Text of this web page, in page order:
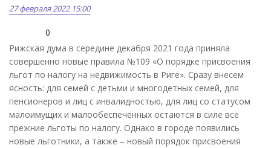
27 февраля 2022 15:00
0
Рижская дума в середине декабря 2021 года приняла
совершенно новые правила №109 «О порядке присвоения
льгот по налогу на недвижимость в Риге». Сразу внесем
ясность: для семей с детьми и многодетных семей, для
пенсионеров и лиц с инвалидностью, для лиц со статусом
малоимущих и малообеспеченных остаются в силе все
прежние льготы по налогу. Однако в городе появились
новые льготники, а также – новый порядок присвоения